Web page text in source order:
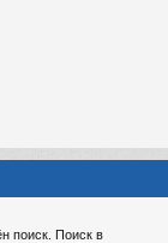
поиск. Поиск в